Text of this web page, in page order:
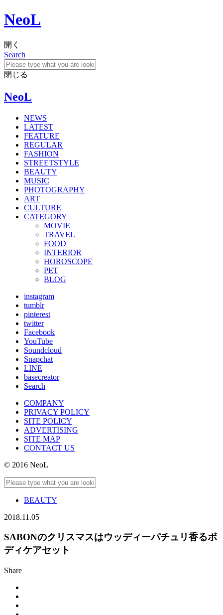
NeoL
開く
Search
閉じる
NeoL
NEWS
LATEST
FEATURE
REGULAR
FASHION
STREETSTYLE
BEAUTY
MUSIC
PHOTOGRAPHY
ART
CULTURE
CATEGORY
MOVIE
TRAVEL
FOOD
INTERIOR
HOROSCOPE
PET
BLOG
instagram
tumblr
pinterest
twitter
Facebook
YouTube
Soundcloud
Snapchat
LINE
basecreator
Search
COMPANY
PRIVACY POLICY
SITE POLICY
ADVERTISING
SITE MAP
CONTACT US
© 2016 NeoL
BEAUTY
2018.11.05
SABONのクリスマスはウッディーパチュリ香るボ
ディケアセット
Share